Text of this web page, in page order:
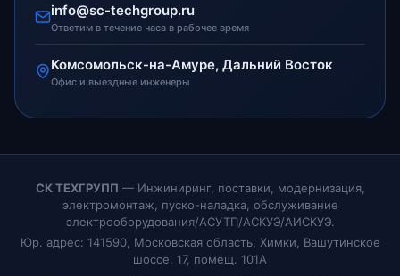
info@sc-techgroup.ru
Ответим в течение часа в рабочее время
Комсомольск-на-Амуре, Дальний Восток
Офис и выездные инженеры
СК ТЕХГРУПП — Инжиниринг, поставки, модернизация,
электромонтаж, пуско-наладка, обслуживание
электрооборудования/АСУТП/АСКУЭ/АИСКУЭ.
Юр. адрес: 141590, Московская область, Химки, Вашутинское
шоссе, 17, помещ. 101А